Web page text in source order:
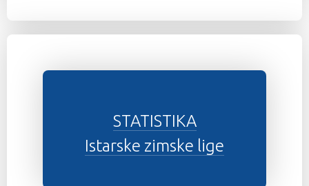
STATISTIKA
Istarske zimske lige